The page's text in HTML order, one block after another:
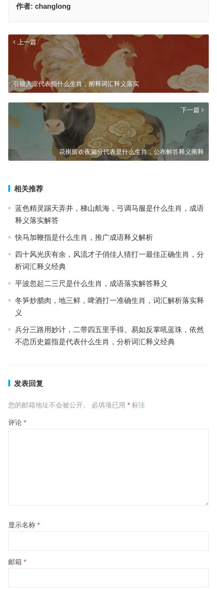
作者: changlong
上一篇
引狼入室代表指什么生肖，阐释词汇释义落实
下一篇
花榭留欢夜漏分代表是什么生肖，公布解答释义阐释
相关推荐
蓝色精灵踢天弄井，梯山航海，弓调马服是什么生肖，成语
释义落实解答
快马加鞭指是什么生肖，推广成语释义解析
四十风光庆有余，风流才子俏佳人猜打一最佳正确生肖，分
析词汇释义经典
平波忽起二三尺是什么生肖，成语落实解答释义
冬笋炒腊肉，地三鲜，啤酒打一准确生肖，词汇解析落实释
义
兵分三路用妙计，二带四五里手得。易如反掌吼蓝珠，依然
不恋历史篇指是代表什么生肖，分析词汇释义经典
发表回复
您的邮箱地址不会被公开。 必填项已用 *标注
评论 *
显示名称 *
邮箱 *